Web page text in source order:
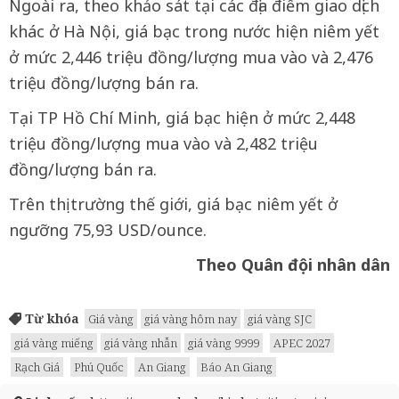
Ngoài ra, theo khảo sát tại các địa điểm giao dịch
khác ở Hà Nội, giá bạc trong nước hiện niêm yết
ở mức 2,446 triệu đồng/lượng mua vào và 2,476
triệu đồng/lượng bán ra.
Tại TP Hồ Chí Minh, giá bạc hiện ở mức 2,448
triệu đồng/lượng mua vào và 2,482 triệu
đồng/lượng bán ra.
Trên thị trường thế giới, giá bạc niêm yết ở
ngưỡng 75,93 USD/ounce.
Theo Quân đội nhân dân
Từ khóa Giá vàng giá vàng hôm nay
giá vàng SJC
giá vàng miếng
giá vàng nhẫn giá vàng 9999
APEC 2027
Rạch Giá
Phú Quốc An Giang Báo An Giang